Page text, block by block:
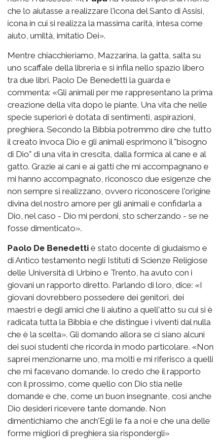
che lo aiutasse a realizzare l'icona del Santo di Assisi,
icona in cui si realizza la massima carità, intesa come
aiuto, umiltà, imitatio Dei».
Mentre chiacchieriamo, Mazzarina, la gatta, salta su
uno scaffale della libreria e si infila nello spazio libero
tra due libri. Paolo De Benedetti la guarda e
commenta: «Gli animali per me rappresentano la prima
creazione della vita dopo le piante. Una vita che nelle
specie superiori è dotata di sentimenti, aspirazioni,
preghiera. Secondo la Bibbia potremmo dire che tutto
il creato invoca Dio e gli animali esprimono il "bisogno
di Dio" di una vita in crescita, dalla formica al cane e al
gatto. Grazie ai cani e ai gatti che mi accompagnano e
mi hanno accompagnato, riconosco due esigenze che
non sempre si realizzano, ovvero riconoscere l'origine
divina del nostro amore per gli animali e confidarla a
Dio, nel caso - Dio mi perdoni, sto scherzando - se ne
fosse dimenticato».
Paolo De Benedetti è stato docente di giudaismo e
di Antico testamento negli Istituti di Scienze Religiose
delle Università di Urbino e Trento, ha avuto con i
giovani un rapporto diretto. Parlando di loro, dice: «I
giovani dovrebbero possedere dei genitori, dei
maestri e degli amici che li aiutino a quell'atto su cui si è
radicata tutta la Bibbia e che distingue i viventi dal nulla
che è la scelta». Gli domando allora se ci siano alcuni
dei suoi studenti che ricorda in modo particolare. «Non
saprei menzionarne uno, ma molti e mi riferisco a quelli
che mi facevano domande. Io credo che il rapporto
con il prossimo, come quello con Dio stia nelle
domande e che, come un buon insegnante, così anche
Dio desideri ricevere tante domande. Non
dimentichiamo che anch'Egli le fa a noi e che una delle
forme migliori di preghiera sia rispondergli»